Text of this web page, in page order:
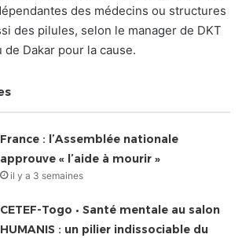
des médecins ou structures
des pilules, selon le manager de DKT
Dakar pour la cause.
France : l’Assemblée nationale
approuve « l’aide à mourir »
il y a 3 semaines
CETEF-Togo • Santé mentale au salon
HUMANIS : un pilier indissociable du